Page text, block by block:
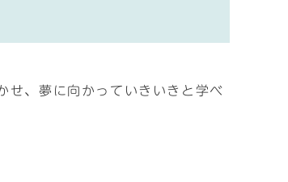
せ、夢に向かっていきいきと学べ